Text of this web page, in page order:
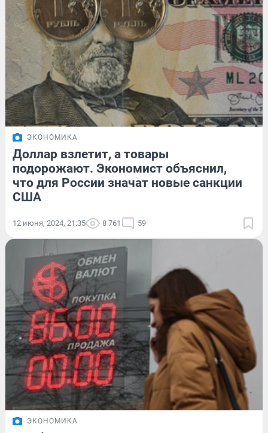
ЭКОНОМИКА
Доллар взлетит, а товары
подорожают. Экономист объяснил,
что для России значат новые санкции
США
12 июня, 2024, 21:35 8 761 59
ЭКОНОМИКА